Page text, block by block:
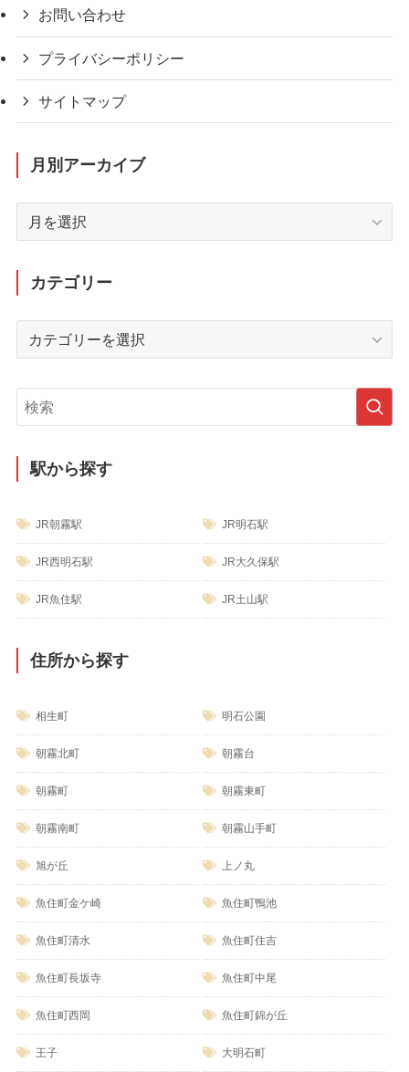
お問い合わせ
プライバシーポリシー
サイトマップ
月別アーカイブ
イ
ブ
カテゴリー
リ
ー
駅から探す
JR朝霧駅 JR明石駅
JR西明石駅 JR大久保駅
JR魚住駅 JR土山駅
住所から探す
相生町 明石公園
朝霧北町 朝霧台
朝霧町 朝霧東町
朝霧南町 朝霧山手町
旭が丘 上ノ丸
魚住町金ケ崎 魚住町鴨池
魚住町清水 魚住町住吉
魚住町長坂寺 魚住町中尾
魚住町西岡 魚住町錦が丘
王子 大明石町